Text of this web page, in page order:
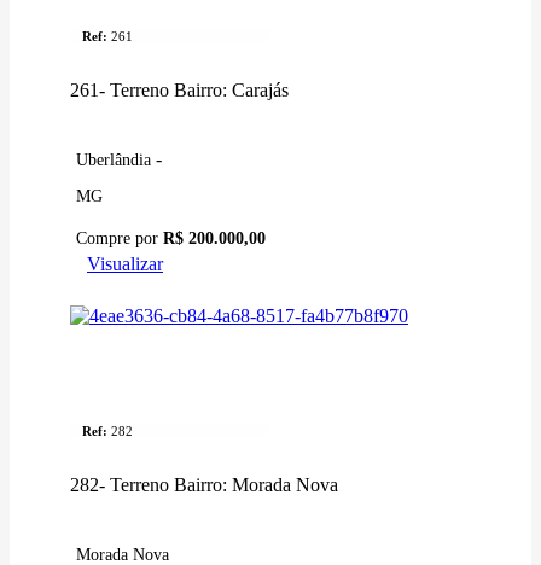
Ref: 261
261- Terreno Bairro: Carajás
Uberlândia -
MG
Compre por R$ 200.000,00
Visualizar
Ref: 282
282- Terreno Bairro: Morada Nova
Morada Nova